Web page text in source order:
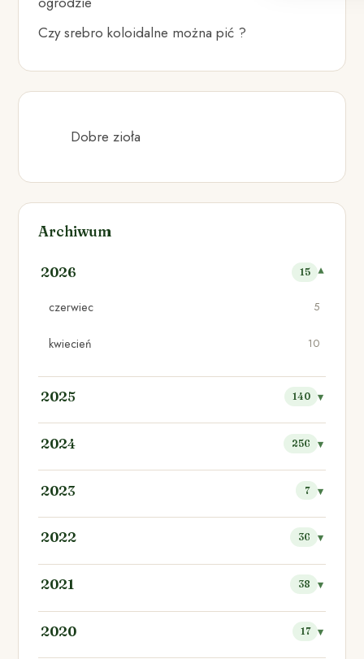
Czy srebro koloidalne można pić ?
Dobre zioła
Archiwum
2026 15
czerwiec 5
kwiecień 10
2025 140
2024 256
2023 7
2022 36
2021 38
2020 17